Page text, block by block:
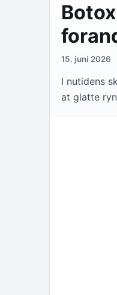
15. juni 2026
I nutidens
at glatte